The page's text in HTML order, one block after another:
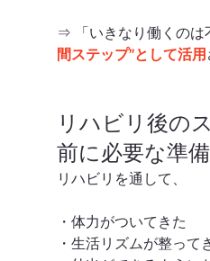
⇒ 「いきなり働くのは
間ステップ”として活用
リハビリ後の
前に必要な準
リハビリを通して、
・体力がついてきた
・生活リズムが整って